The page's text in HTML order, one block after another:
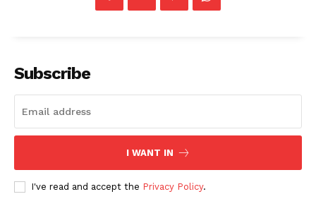
Subscribe
I WANT IN
I've read and accept the Privacy Policy.